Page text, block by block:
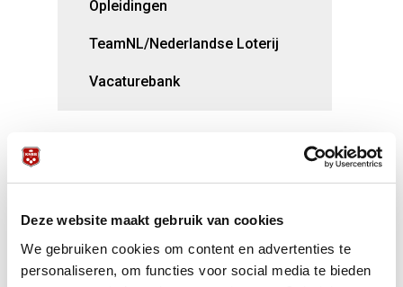
Deze website maakt gebruik van cookies
We gebruiken cookies om content en advertenties te
personaliseren, om functies voor social media te bieden
Opleidingen
TeamNL/Nederlandse Loterij
Vacaturebank
johnvangorp@plusconsultants.nl